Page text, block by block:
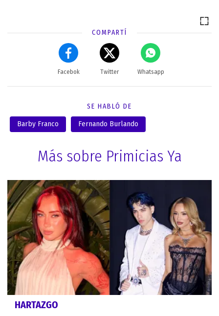
COMPARTÍ
Facebok Twitter Whatsapp
SE HABLÓ DE
Barby Franco Fernando Burlando
Más sobre Primicias Ya
HARTAZGO